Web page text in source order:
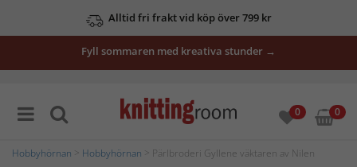
Alltid fri frakt vid köp över 799 kr
Fyll sommaren med kreativa stunder →
0 0
Hobbyhörnan Hobbyhörnan > Pärlbroderi Gyllene väktaren av Nilen